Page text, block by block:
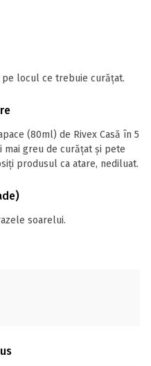
locul ce trebuie curățat.
(80ml) de Rivex Casă în 5
greu de curățat și pete
produsul ca atare, nediluat.
soarelui.